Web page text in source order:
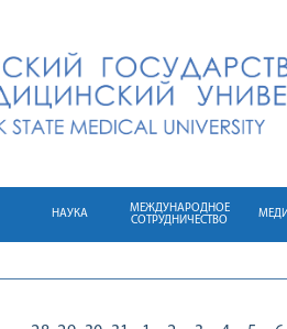
НАУКА
МЕЖДУНАРОДНОЕ
СОТРУДНИЧЕСТВО